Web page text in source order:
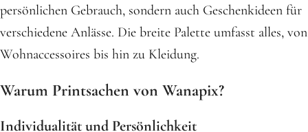
persönlichen Gebrauch, sondern auch Geschenkideen für
verschiedene Anlässe. Die breite Palette umfasst alles, von
Wohnaccessoires bis hin zu Kleidung.
Warum Printsachen von Wanapix?
Individualität und Persönlichkeit